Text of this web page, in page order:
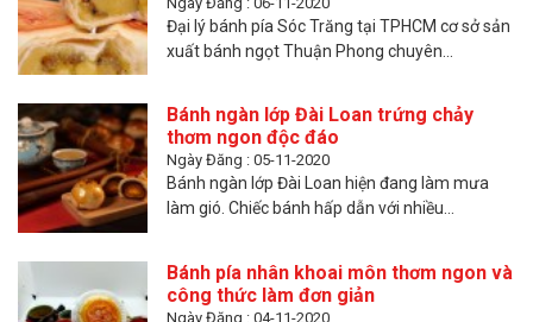
Đại lý bánh pía Sóc Trăng tại TPHCM cơ sở sản
xuất bánh ngọt Thuận Phong chuyên...
Bánh ngàn lớp Đài Loan trứng chảy
thơm ngon độc đáo
Ngày Đăng : 05-11-2020
Bánh ngàn lớp Đài Loan hiện đang làm mưa
làm gió. Chiếc bánh hấp dẫn với nhiều...
Bánh pía nhân khoai môn thơm ngon và
công thức làm đơn giản
Ngày Đăng : 04-11-2020